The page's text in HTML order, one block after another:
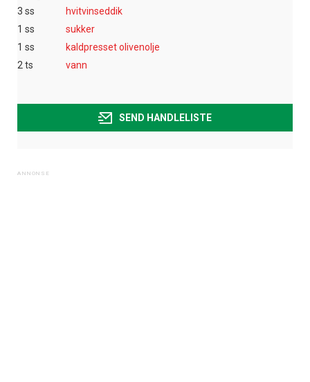
3 ss
hvitvinseddik
1 ss
sukker
1 ss
kaldpresset olivenolje
2 ts
vann
SEND HANDLELISTE